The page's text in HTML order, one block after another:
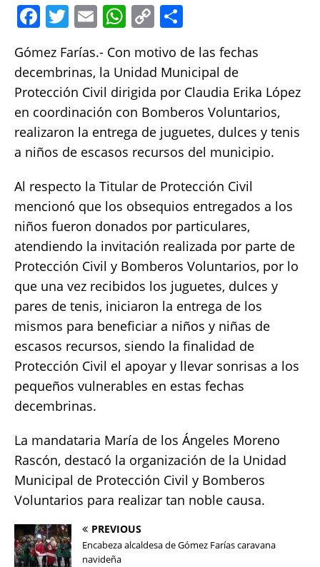
F
c
e
b
o
o
k
T
w
it
te
r
E
ai
l
W
at
s
A
p
p
C
o
p
y
Li
n
k
h
a
re
Gómez Farías.- Con motivo de las fechas
decembrinas, la Unidad Municipal de
Protección Civil dirigida por Claudia Erika López
en coordinación con Bomberos Voluntarios,
realizaron la entrega de juguetes, dulces y tenis
a niños de escasos recursos del municipio.
Al respecto la Titular de Protección Civil
mencionó que los obsequios entregados a los
niños fueron donados por particulares,
atendiendo la invitación realizada por parte de
Protección Civil y Bomberos Voluntarios, por lo
que una vez recibidos los juguetes, dulces y
pares de tenis, iniciaron la entrega de los
mismos para beneficiar a niños y niñas de
escasos recursos, siendo la finalidad de
Protección Civil el apoyar y llevar sonrisas a los
pequeños vulnerables en estas fechas
decembrinas.
La mandataria María de los Ángeles Moreno
Rascón, destacó la organización de la Unidad
Municipal de Protección Civil y Bomberos
Voluntarios para realizar tan noble causa.
PREVIOUS
Encabeza alcaldesa de Gómez Farías caravana
navideña